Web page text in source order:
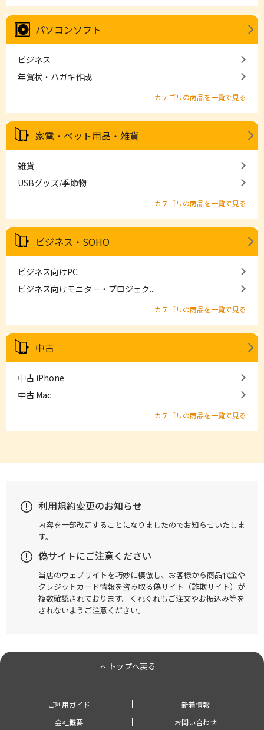
パソコンソフト
ビジネス
年賀状・ハガキ作成
カテゴリの商品を一覧で見る
家電・ペット用品・雑貨
雑貨
USBグッズ/季節物
カテゴリの商品を一覧で見る
ビジネス・SOHO
ビジネス向けPC
ビジネス向けモニター・プロジェク...
カテゴリの商品を一覧で見る
中古
中古 iPhone
中古 Mac
カテゴリの商品を一覧で見る
利用規約変更のお知らせ
内容を一部改定することになりましたのでお知らせいたしま
す。
偽サイトにご注意ください
当店のウェブサイトを巧妙に模倣し、お客様から商品代金や
クレジットカード情報を盗み取る偽サイト（詐欺サイト）が
複数確認されております。くれぐれもご注文やお振込み等を
されないようご注意ください。
トップへ戻る
ご利用ガイド
新着情報
会社概要
お問い合わせ